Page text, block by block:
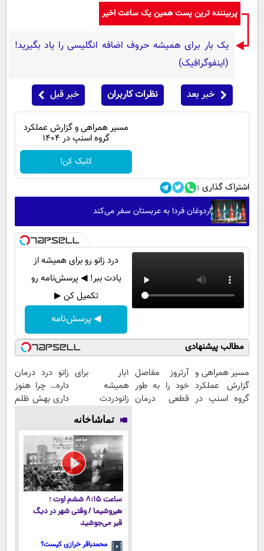
فناوری
فرهنگی
اجتماعی
سیاست خارجی
روانشناسی
پربیننده ترین پست همین یک ساعت اخیر
یک بار برای همیشه حروف اضافه انگلیسی را یاد بگیرید!
(اینفوگرافیک)
خبر بعد نظرات کاربران خبر قبل
مسیر همراهی و گزارش عملکرد
گروه اسنپ در ۱۴۰۴
کلیک کن!
اشتراک گذاری :
اردوغان فردا به عربستان سفر می‌کند
درد زانو رو برای همیشه از
یادت ببر! ◀ پرسش‌نامه رو
تکمیل کن ▶
◀ پرسش‌نامه
مطالب پیشنهادی
مسیر همراهی و
گزارش عملکرد
گروه اسنپ در
آرتروز مفاصل
خود را به طور
قطعی درمان
1بار برای
همیشه
زانودردت
رودرمان کن!
(تکنولوژی
آلمان)
◂پرسشنامه▸
زانو درد درمان
داره… چرا هنوز
داری بهش ظلم
تماشاخانه
ساعت ۸:۱۵ ششم اوت ؛
هیروشیما / وقتی شهر در دیگ
قیر می‌جوشید
محمدباقر خرازی کیست؟